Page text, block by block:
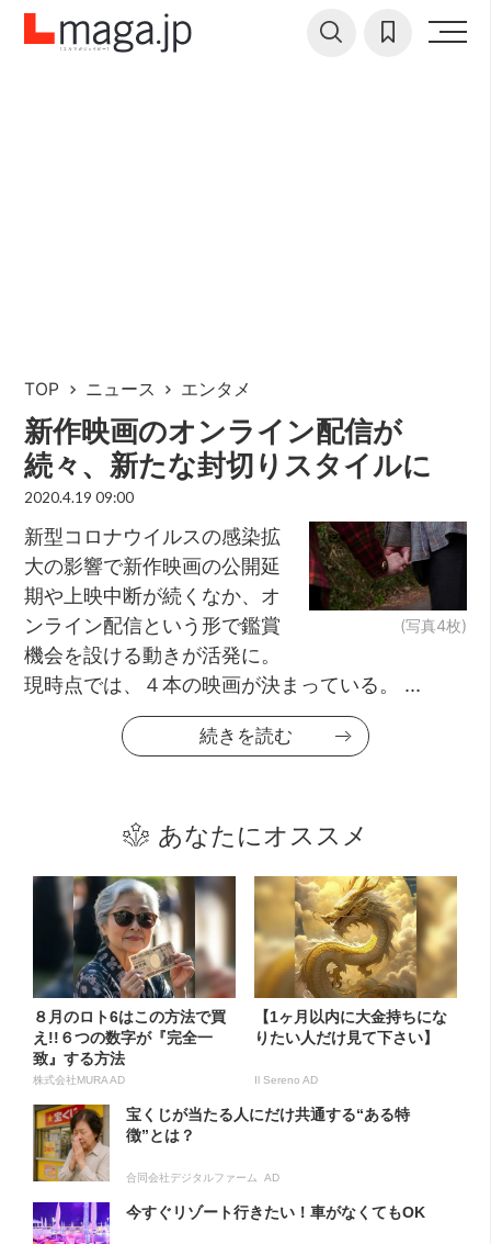
TOP ニュース エンタメ
新作映画のオンライン配信が
続々、新たな封切りスタイルに
2020.4.19 09:00
(写真4枚)
新型コロナウイルスの感染拡
大の影響で新作映画の公開延
期や上映中断が続くなか、オ
ンライン配信という形で鑑賞
機会を設ける動きが活発に。
現時点では、４本の映画が決まっている。 ...
続きを読む
あなたにオススメ
８月のロト6はこの方法で買
え!!６つの数字が『完全一
致』する方法
株式会社MURA AD
【1ヶ月以内に大金持ちにな
りたい人だけ見て下さい】
Il Sereno AD
宝くじが当たる人にだけ共通する“ある特
徴”とは？
合同会社デジタルファーム AD
今すぐリゾート行きたい！車がなくてもOK